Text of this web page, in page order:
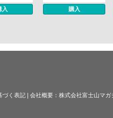
入 購入
づく表記 会社概要： 株式会社富士山マガ